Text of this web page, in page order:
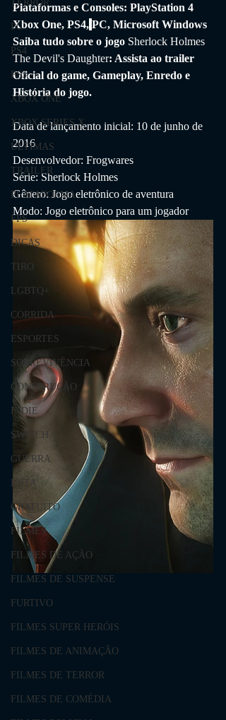
TERROR
PC
PS4
PS5
XBOX ONE
XBOX SERIES X
ÚLTIMAS
TRAILER
PLATAFORMA
FPS
DICAS
TIRO
LGBTQ+
CORRIDA
ESPORTES
SOBREVIVÊNCIA
CONSTRUÇÃO
INDIE
SWITCH
GUERRA
LUTA
GRATUITO
FILMES
FILMES DE AÇÃO
FILMES DE SUSPENSE
FURTIVO
FILMES SUPER HERÓIS
FILMES DE ANIMAÇÃO
FILMES DE TERROR
FILMES DE COMÉDIA
Plataformas e Consoles: PlayStation 4
Xbox One, PS4, PC, Microsoft Windows
Saiba tudo sobre o jogo Sherlock Holmes
The Devil's Daughter: Assista ao trailer
Oficial do game, Gameplay, Enredo e
História do jogo.
Data de lançamento inicial: 10 de junho de
2016
Desenvolvedor: Frogwares
Série: Sherlock Holmes
Gênero: Jogo eletrônico de aventura
Modo: Jogo eletrônico para um jogador